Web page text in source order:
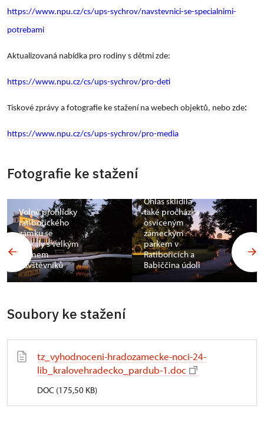
https://www.npu.cz/cs/ups-sychrov/navstevnici-se-specialnimi-
potrebami
Aktualizovaná nabídka pro rodiny s dětmi zde:
https://www.npu.cz/cs/ups-sychrov/pro-deti
Tiskové zprávy a fotografie ke stažení na webech objektů, nebo zde:
https://www.npu.cz/cs/ups-sychrov/pro-media
Fotografie ke stažení
Volné prohlídky
ratibořického
zámku se
setkaly s velkým
zájmem
návštěvníků
Ohlas sklidila
také procházka
osvíceným
zámeckým
parkem v
Ratibořicích a
Babiččina údolí
Soubory ke stažení
tz_vyhodnoceni-hradozamecke-noci-24-
lib_kralovehradecko_pardub-1.doc
DOC (175,50 KB)